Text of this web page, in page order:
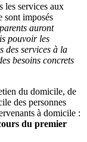
les services aux
sont imposés
auront
pouvoir les
des services à la
besoins concrets
du domicile, de
des personnes
à domicile :
du premier